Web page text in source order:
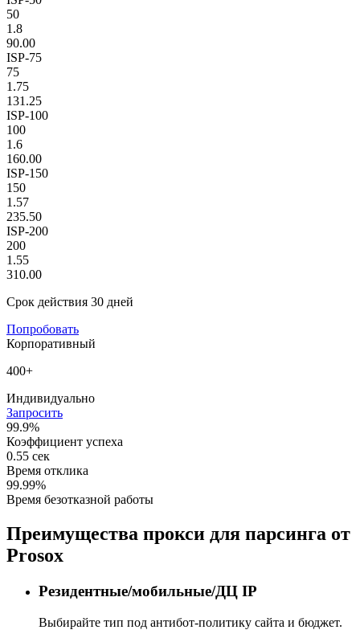
50
1.8
90.00
ISP-75
75
1.75
131.25
ISP-100
100
1.6
160.00
ISP-150
150
1.57
235.50
ISP-200
200
1.55
310.00
Срок действия 30 дней
Попробовать
Корпоративный
400+
Индивидуально
Запросить
99.9%
Коэффициент успеха
0.55 сек
Время отклика
99.99%
Время безотказной работы
Преимущества прокси для парсинга от
Prosox
Резидентные/мобильные/ДЦ IP
Выбирайте тип под антибот‑политику сайта и бюджет.